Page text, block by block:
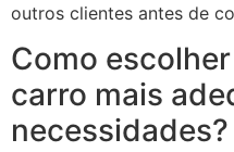
outros clientes antes de
Como
carro mais
necessidades?